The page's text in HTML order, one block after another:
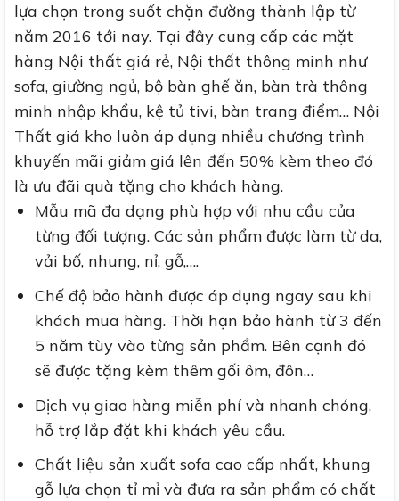
lựa chọn trong suốt chặn đường thành lập từ
năm 2016 tới nay. Tại đây cung cấp các mặt
hàng Nội thất giá rẻ, Nội thất thông minh như
sofa, giường ngủ, bộ bàn ghế ăn, bàn trà thông
minh nhập khẩu, kệ tủ tivi, bàn trang điểm… Nội
Thất giá kho luôn áp dụng nhiều chương trình
khuyến mãi giảm giá lên đến 50% kèm theo đó
là ưu đãi quà tặng cho khách hàng.
Mẫu mã đa dạng phù hợp với nhu cầu của
từng đối tượng. Các sản phẩm được làm từ da,
vải bố, nhung, nỉ, gỗ,….
Chế độ bảo hành được áp dụng ngay sau khi
khách mua hàng. Thời hạn bảo hành từ 3 đến
5 năm tùy vào từng sản phẩm. Bên cạnh đó
sẽ được tặng kèm thêm gối ôm, đôn…
Dịch vụ giao hàng miễn phí và nhanh chóng,
hỗ trợ lắp đặt khi khách yêu cầu.
Chất liệu sản xuất sofa cao cấp nhất, khung
gỗ lựa chọn tỉ mỉ và đưa ra sản phẩm có chất